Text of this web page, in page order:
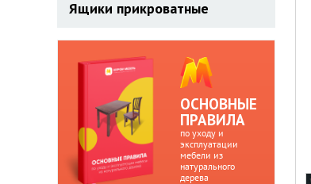
Ящики прикроватные
ОСНОВНЫЕ
ПРАВИЛА
по уходу и
эксплуатации
мебели из
натурального
дерева